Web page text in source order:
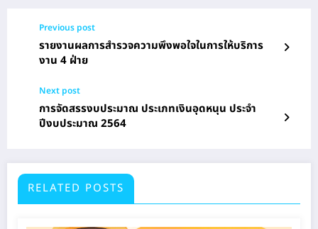
Previous post
รายงานผลการสำรวจความพึงพอใจในการให้บริการ
งาน 4 ฝ่าย
Next post
การจัดสรรงบประมาณ ประเภทเงินอุดหนุน ประจำ
ปีงบประมาณ 2564
RELATED POSTS